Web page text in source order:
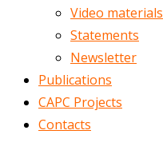
Video materials
Statements
Newsletter
Publications
CAPC Projects
Contacts